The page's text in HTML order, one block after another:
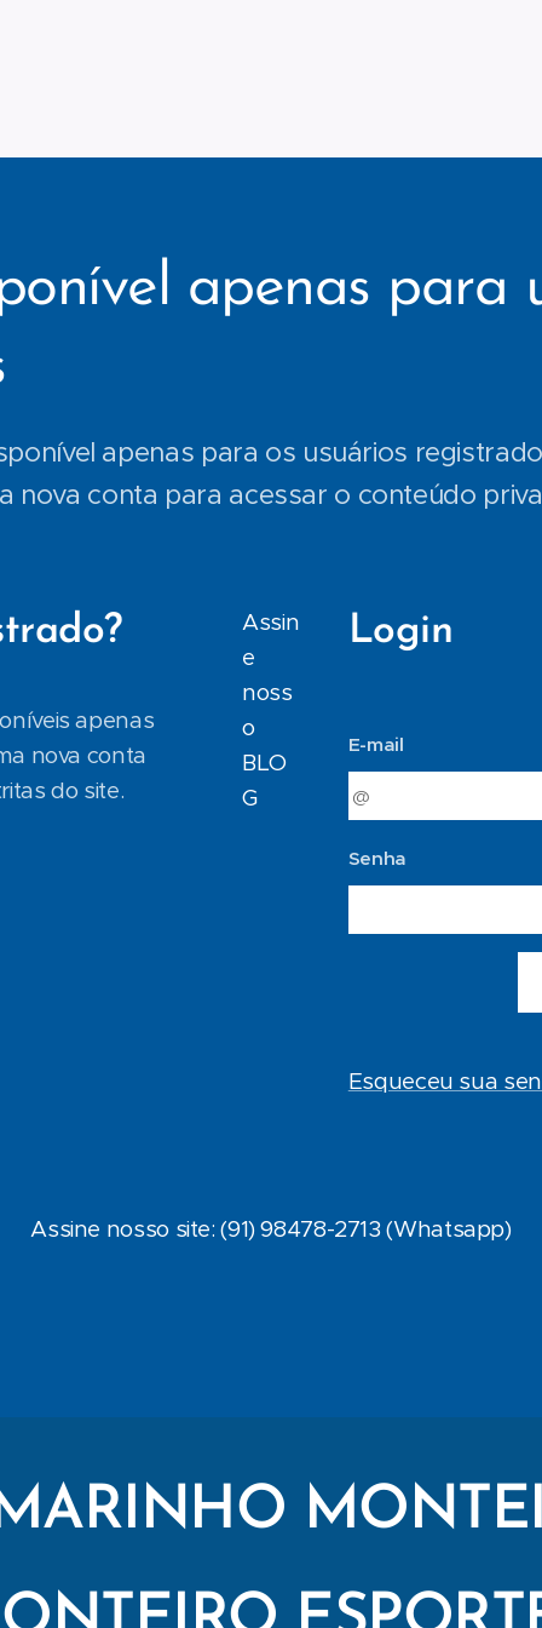
apenas para
apenas para os usuários
nova conta para acessar o conteúdo
apenas
nova conta
do site.
Assin
e
noss
o
BLO
G
Login
E-mail
Senha
Esqueceu sua
Assine nosso site: (91) 98478-2713 (Whatsapp)